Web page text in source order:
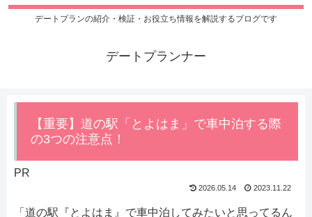
デートプランの紹介・検証・お役立ち情報を解説するブログです
デートプランナー
【重要】道の駅「とよはま」で車中泊する際
の3つの注意点！
PR
2026.05.14 2023.11.22
「道の駅『とよはま』で車中泊してみたいと思ってるん